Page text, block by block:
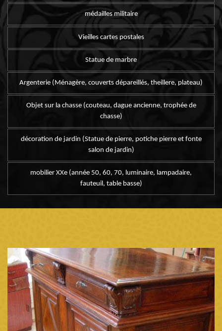
médailles militaire
Vieilles cartes postales
Statue de marbre
Argenterie (Ménagère, couverts dépareillés, theillere, plateau)
Objet sur la chasse (couteau, dague ancienne, trophée de
chasse)
décoration de jardin (Statue de pierre, potiche pierre et fonte
salon de jardin)
mobilier XXe (année 50, 60, 70, luminaire, lampadaire,
fauteuil, table basse)